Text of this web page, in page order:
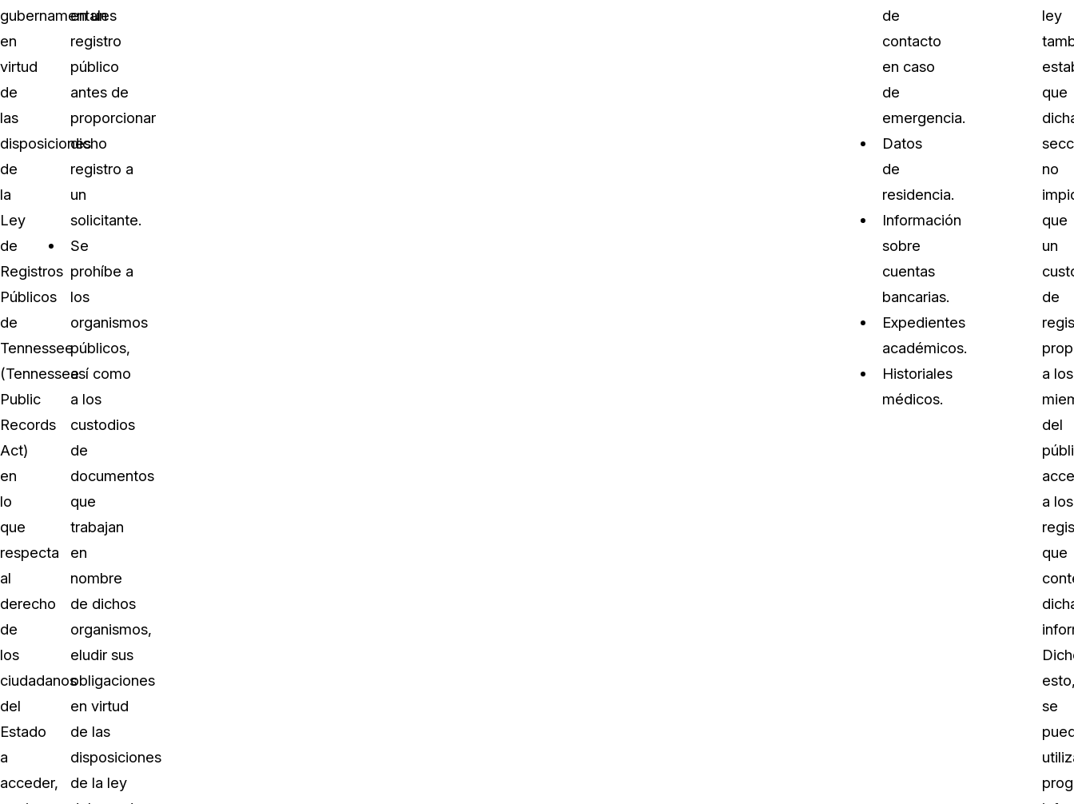
gubernamentales
en
virtud
de
las
disposiciones
de
la
Ley
de
Registros
Públicos
de
Tennessee
(Tennessee
Public
Records
Act)
en
lo
que
respecta
al
derecho
de
los
ciudadanos
del
Estado
a
acceder,
en un
registro
público
antes de
proporcionar
dicho
registro a
un
solicitante.
Se
prohíbe a
los
organismos
públicos,
así como
a los
custodios
de
documentos
que
trabajan
en
nombre
de dichos
organismos,
eludir sus
obligaciones
en virtud
de las
disposiciones
de la ley
de
contacto
en caso
de
emergencia.
Datos
de
residencia.
Información
sobre
cuentas
bancarias.
Expedientes
académicos.
Historiales
médicos.
ley
que
no
que
un
de
a los
del
a los
que
se